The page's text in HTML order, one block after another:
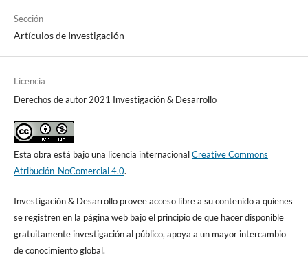
Sección
Artículos de Investigación
Licencia
Derechos de autor 2021 Investigación & Desarrollo
Esta obra está bajo una licencia internacionalCreative Commons
Atribución-NoComercial 4.0.
Investigación & Desarrollo provee acceso libre a su contenido a quienes
se registren en la página web bajo el principio de que hacer disponible
gratuitamente investigación al público, apoya a un mayor intercambio
de conocimiento global.